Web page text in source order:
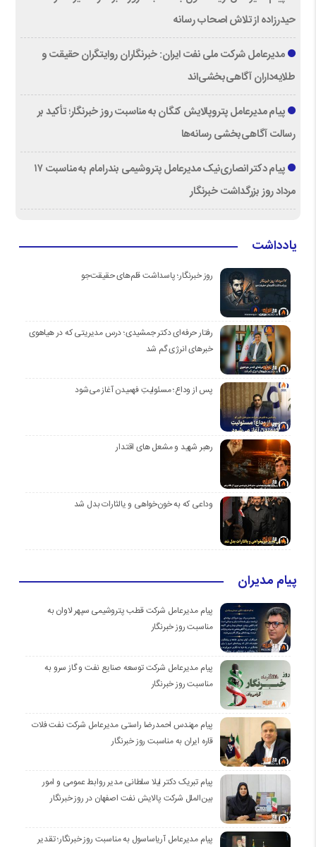
حیدرزاده از تلاش اصحاب رسانه
مدیرعامل شرکت ملی نفت ایران: خبرنگاران روایتگران حقیقت و
طلایه‌داران آگاهی‌بخشی‌اند
پیام مدیرعامل پتروپالایش کنگان به مناسبت روز خبرنگار؛ تأکید بر
رسالت آگاهی‌بخشی رسانه‌ها
پیام دکتر انصاری‌نیک مدیرعامل پتروشیمی بندرامام به مناسبت ۱۷
مرداد روز بزرگداشت خبرنگار
یادداشت
روز خبرنگار؛ پاسداشت قلم‌های حقیقت‌جو
رفتار حرفه‌ای دکتر جمشیدی؛ درس مدیریتی که در هیاهوی
خبرهای انرژی گم شد
پس از وداع؛ مسئولیتِ فهمیدن آغاز می‌شود
رهبر شهید و مشعل های اقتدار
وداعی که به خون‌خواهی و یالثارات بدل شد
پیام مدیران
پیام مدیرعامل شرکت قطب پتروشیمی سپهر لاوان به
مناسبت روز خبرنگار
پیام مدیرعامل شرکت توسعه صنایع نفت و گاز سرو به
مناسبت روز خبرنگار
پیام مهندس احمدرضا راستی مدیرعامل شرکت نفت فلات
قاره ایران به مناسبت روز خبرنگار
پیام تبریک دکتر لیلا سلطانی مدیر روابط عمومی و امور
بین‌الملل شرکت پالایش نفت اصفهان در روز خبرنگار
پیام مدیرعامل آریاساسول به مناسبت روز خبرنگار؛ تقدیر